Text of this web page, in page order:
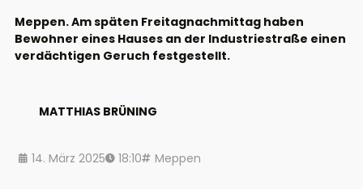
Meppen. Am späten Freitagnachmittag haben
Bewohner eines Hauses an der Industriestraße einen
verdächtigen Geruch festgestellt.
MATTHIAS BRÜNING
14. März 2025 18:10 Meppen